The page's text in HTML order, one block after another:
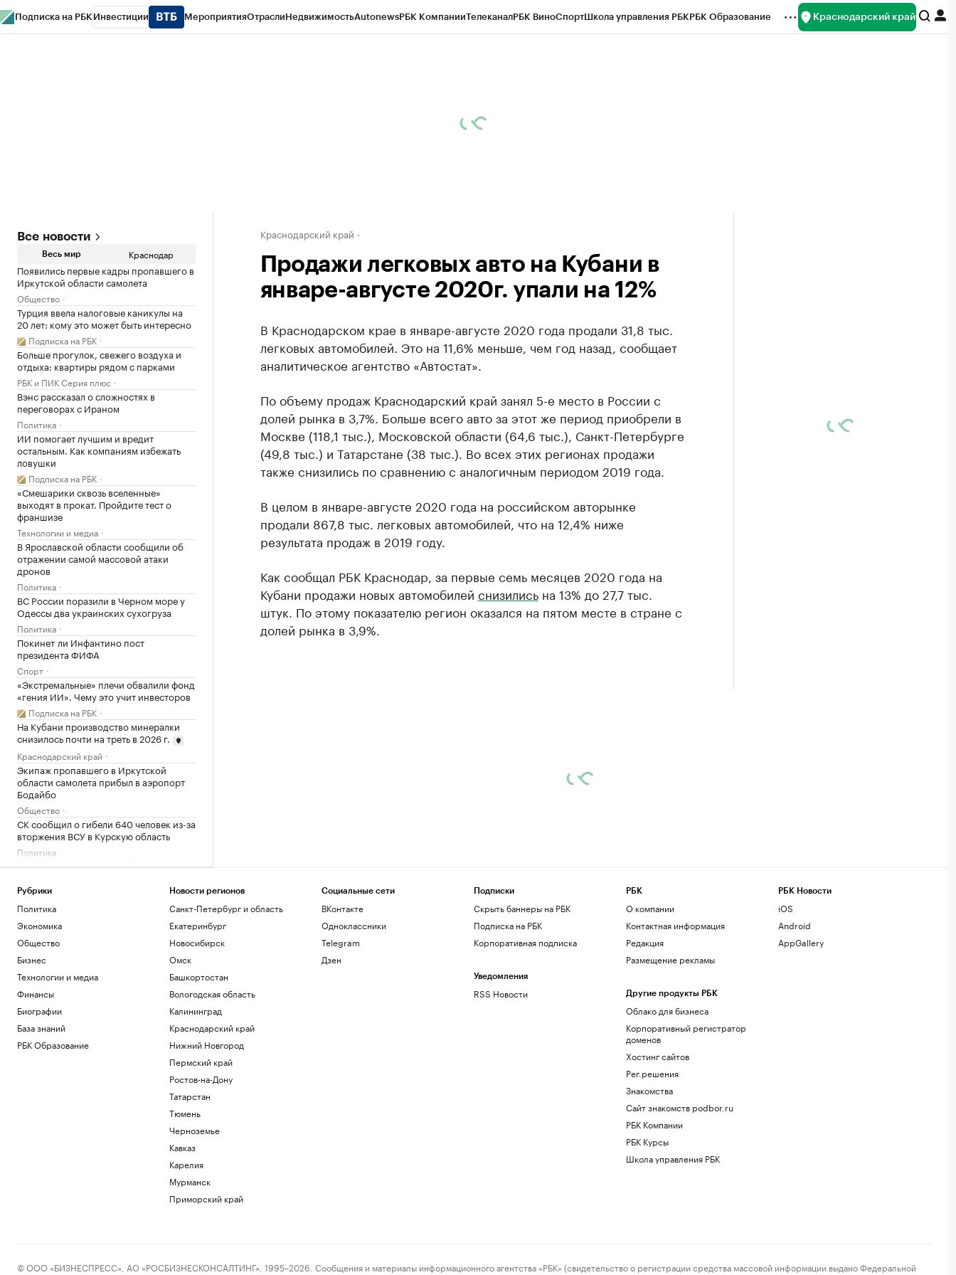
Подписка на РБК Инвестиции МероприятияОтраслиНедвижимостьAutonewsРБК КомпанииТелеканалРБК ВиноСпортШкола управления РБКРБК Образование Краснодарский край
Все новости
Весь мир Краснодар
Появились первые кадры пропавшего в
Иркутской области самолета
Общество
Турция ввела налоговые каникулы на
20 лет: кому это может быть интересно
Подписка на РБК
Больше прогулок, свежего воздуха и
отдыха: квартиры рядом с парками
РБК и ПИК Серия плюс
Вэнс рассказал о сложностях в
переговорах с Ираном
Политика
ИИ помогает лучшим и вредит
остальным. Как компаниям избежать
ловушки
Подписка на РБК
«Смешарики сквозь вселенные»
выходят в прокат. Пройдите тест о
франшизе
Технологии и медиа
В Ярославской области сообщили об
отражении самой массовой атаки
дронов
Политика
ВС России поразили в Черном море у
Одессы два украинских сухогруза
Политика
Покинет ли Инфантино пост
президента ФИФА
Спорт
«Экстремальные» плечи обвалили фонд
«гения ИИ». Чему это учит инвесторов
Подписка на РБК
На Кубани производство минералки
снизилось почти на треть в 2026 г.
Краснодарский край
Экипаж пропавшего в Иркутской
области самолета прибыл в аэропорт
Бодайбо
Общество
СК сообщил о гибели 640 человек из-за
вторжения ВСУ в Курскую область
Политика
Почему ваши совещания бесполезны и
Образование
Мосбиржа запланировала запуск
криптовалюты
Инвестиции
Продажи новых грузовиков в
Краснодарском крае сократились на
треть за год
Мосбиржа готовится запустить
депозитарий для криптовалюты. Что
это значит
DeepSeek сообщил о «значительном»
увеличении цен на свои ИИ-услуги
Как Ходынка стала новым центром
Краснодарский край
Продажи легковых авто на Кубани в
январе-августе 2020г. упали на 12%
В Краснодарском крае в январе-августе 2020 года продали 31,8 тыс.
легковых автомобилей. Это на 11,6% меньше, чем год назад, сообщает
аналитическое агентство «Автостат».
По объему продаж Краснодарский край занял 5-е место в России с
долей рынка в 3,7%. Больше всего авто за этот же период приобрели в
Москве (118,1 тыс.), Московской области (64,6 тыс.), Санкт-Петербурге
(49,8 тыс.) и Татарстане (38 тыс.). Во всех этих регионах продажи
также снизились по сравнению с аналогичным периодом 2019 года.
В целом в январе-августе 2020 года на российском авторынке
продали 867,8 тыс. легковых автомобилей, что на 12,4% ниже
результата продаж в 2019 году.
Как сообщал РБК Краснодар, за первые семь месяцев 2020 года на
Кубани продажи новых автомобилей снизилисьна 13% до 27,7 тыс.
штук. По этому показателю регион оказался на пятом месте в стране с
долей рынка в 3,9%.
Рубрики
Политика
Экономика
Общество
Бизнес
Технологии и медиа
Финансы
Биографии
База знаний
РБК Образование
Новости регионов
Санкт-Петербург и область
Екатеринбург
Новосибирск
Омск
Башкортостан
Вологодская область
Калининград
Краснодарский край
Нижний Новгород
Пермский край
Ростов-на-Дону
Татарстан
Тюмень
Черноземье
Кавказ
Карелия
Мурманск
Приморский край
Социальные сети
ВКонтакте
Одноклассники
Telegram
Дзен
Подписки
Скрыть баннеры на РБК
Подписка на РБК
Корпоративная подписка
Уведомления
RSS Новости
РБК
О компании
Контактная информация
Редакция
Размещение рекламы
Другие продукты РБК
Облако для бизнеса
Корпоративный регистратор
доменов
Хостинг сайтов
Рег.решения
Знакомства
Сайт знакомств podbor.ru
РБК Компании
РБК Курсы
Школа управления РБК
РБК Новости
iOS
Android
AppGallery
© ООО «БИЗНЕСПРЕСС», АО «РОСБИЗНЕСКОНСАЛТИНГ», 1995–2026. Сообщения и материалы информационного агентства «РБК» (свидетельство о регистрации средства массовой информации выдано Федеральной